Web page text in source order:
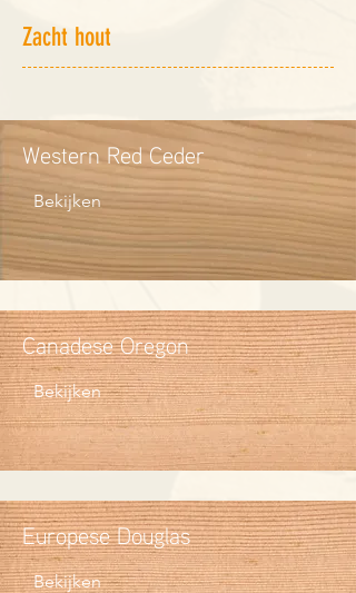
Zacht hout
Western Red Ceder
Bekijken
Canadese Oregon
Bekijken
Europese Douglas
Bekijken